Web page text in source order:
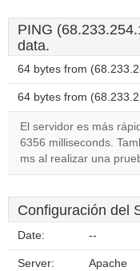
PING
data.
64 bytes from
64 bytes from
El servidor es más
6356 milliseconds.
ms al realizar una
Configuración del
Date: --
Server: Apache